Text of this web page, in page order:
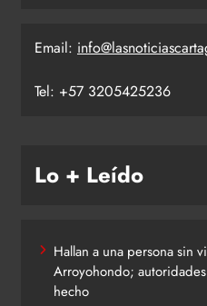
Email:
Tel: +57 3205425236
Lo + Leído
Hallan a una persona sin
Arroyohondo;
hecho